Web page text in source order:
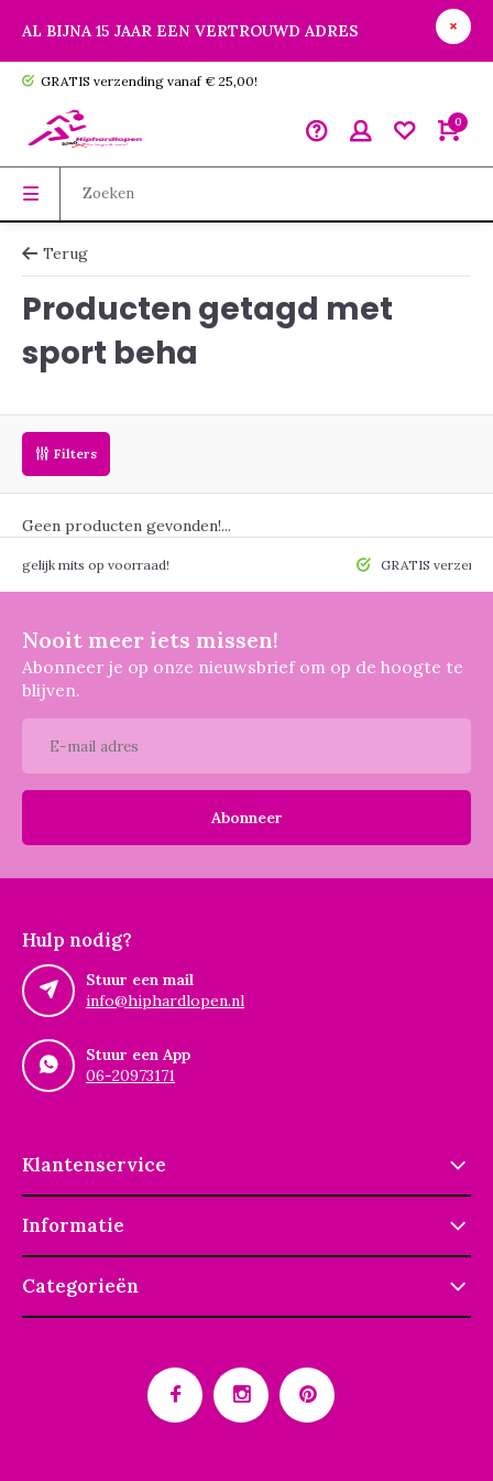
AL BIJNA 15 JAAR EEN VERTROUWD ADRES
GRATIS verzending vanaf € 25,00!
0
Terug
Producten getagd met
sport beha
Filters
Geen producten gevonden!...
mits op voorraad! GRATIS
Nooit meer iets missen!
Abonneer je op onze nieuwsbrief om op de hoogte te
blijven.
Abonneer
Hulp nodig?
Stuur een mail
info@hiphardlopen.nl
Stuur een App
06-20973171
Klantenservice
Informatie
Categorieën